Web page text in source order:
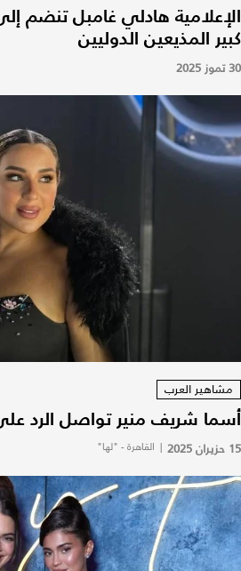
كبير المذيعين الدوليين
30 تموز 2025
مشاهير العرب
أسما شريف منير تواصل الرد
15 حزيران 2025 | القاهرة - "لها"